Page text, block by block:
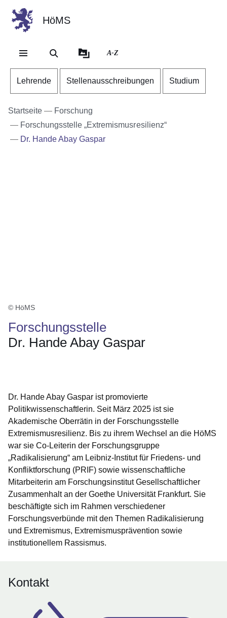
HöMS
A-Z
Lehrende Stellenausschreibungen Studium
Startseite
Forschung
Forschungsstelle „Extremismusresilienz“
Dr. Hande Abay Gaspar
© HöMS
Forschungsstelle
Dr. Hande Abay Gaspar
Dr. Hande Abay Gaspar ist promovierte
Politikwissenschaftlerin. Seit März 2025 ist sie
Akademische Oberrätin in der Forschungsstelle
Extremismusresilienz. Bis zu ihrem Wechsel an die HöMS
war sie Co-Leiterin der Forschungsgruppe
„Radikalisierung“ am Leibniz-Institut für Friedens- und
Konfliktforschung (PRIF) sowie wissenschaftliche
Mitarbeiterin am Forschungsinstitut Gesellschaftlicher
Zusammenhalt an der Goethe Universität Frankfurt. Sie
beschäftigte sich im Rahmen verschiedener
Forschungsverbünde mit den Themen Radikalisierung
und Extremismus, Extremismusprävention sowie
institutionellem Rassismus.
Kontakt